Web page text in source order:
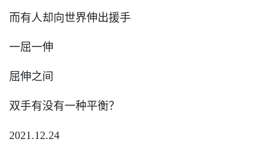
而有人却向世界伸出援手
一屈一伸
屈伸之间
双手有没有一种平衡？
2021.12.24